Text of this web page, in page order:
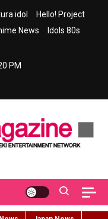
idol
Hello! Project
News
Idols 80s
PM